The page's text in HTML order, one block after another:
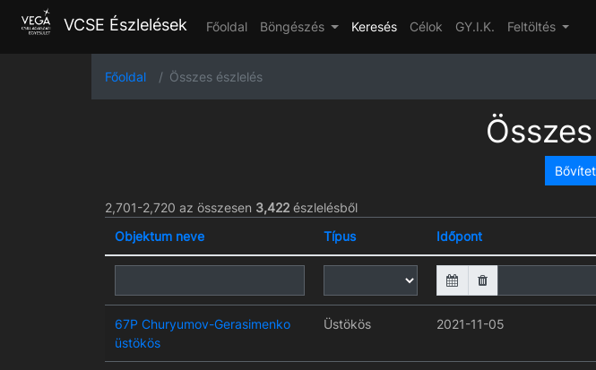
VCSE Észlelések Főoldal Böngészés Keresés Célok GY.I.K. Feltöltés
Főoldal Összes észlelés
2,701-2,720 az összesen 3,422 észlelésből
Objektum neve
Típus Időpont
67P Churyumov-Gerasimenko
üstökös
Üstökös 2021-11-05